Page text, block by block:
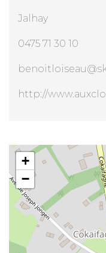
Jalhay
0475 71 30 10
http://
Aux Clochettes
+
−